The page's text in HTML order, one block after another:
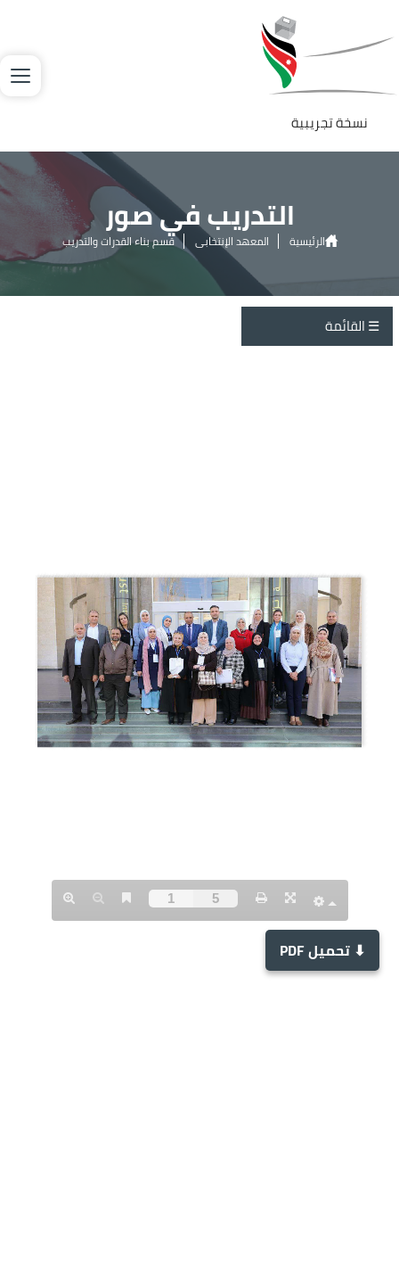
تجاوز إلى المحتوى الرئيسي
نسخة تجريبية
التدريب في صور
الرئيسية المعهد الإنتخابي
قسم بناء القدرات والتدريب
التدريب في صور
⬇ تحميل PDF